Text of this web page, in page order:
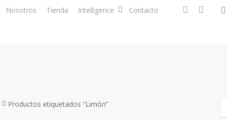
Nosotros Tienda Intelligence Contacto facebookinstagram
Productos etiquetados “Limón”